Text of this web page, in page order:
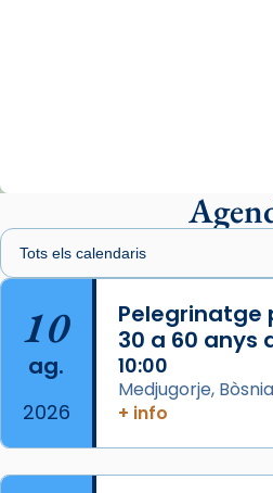
presidit aquest 27 de
Santes de Mataró.
🔗
📸 J. Merino
Photo
View on Facebook ·
de Barcelona.
10
ag.
2026
Pelegrinatge
30 a 60 anys
10:00
Medjugorje,
+ info